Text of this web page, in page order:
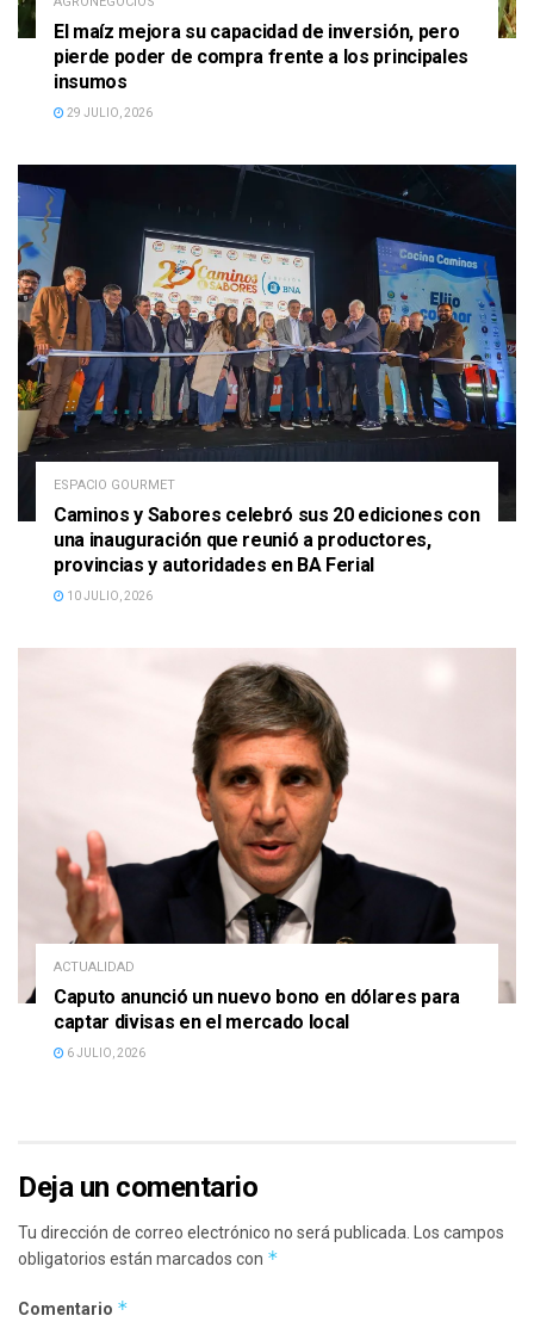
El maíz mejora su capacidad de inversión, pero
pierde poder de compra frente a los principales
insumos
29 JULIO, 2026
ESPACIO GOURMET
Caminos y Sabores celebró sus 20 ediciones con
una inauguración que reunió a productores,
provincias y autoridades en BA Ferial
10 JULIO, 2026
ACTUALIDAD
Caputo anunció un nuevo bono en dólares para
captar divisas en el mercado local
6 JULIO, 2026
Deja un comentario
Tu dirección de correo electrónico no será publicada. Los campos
obligatorios están marcados con *
Comentario *